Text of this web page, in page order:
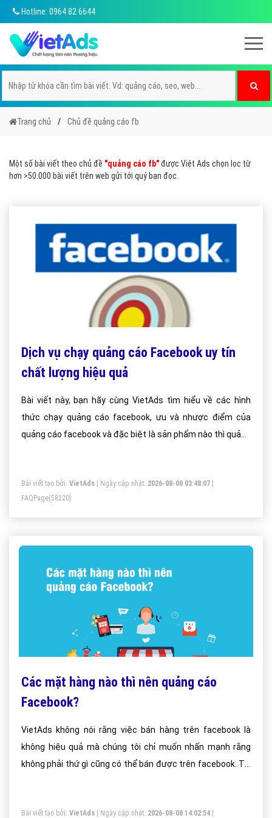
Hotline: 0964 82 6644
Trang chủ Chủ đề quảng cáo fb
Một số bài viết theo chủ đề "quảng cáo fb"được Việt Ads chọn lọc từ
hơn >50.000 bài viết trên web gửi tới quý bạn đọc.
Dịch vụ chạy quảng cáo Facebook uy tín
chất lượng hiệu quả
Bài viết này, bạn hãy cùng VietAds tìm hiểu về các hình
thức chạy quảng cáo facebook, ưu và nhược điểm của
quảng cáo facebook và đặc biệt là sản phẩm nào thì quảng
Bài viết tạo bởi: VietAds | Ngày cập nhật: 2026-08-08 03:48:07
FAQPage(58220)
Các mặt hàng nào thì nên quảng cáo
Facebook?
VietAds không nói rằng việc bán hàng trên facebook là
không hiệu quả mà chúng tôi chỉ muốn nhấn mạnh rằng
không phải thứ gì cũng có thể bán được trên facebook. Tại
Bài viết tạo bởi: VietAds | Ngày cập nhật: 2026-08-08 14:02:54